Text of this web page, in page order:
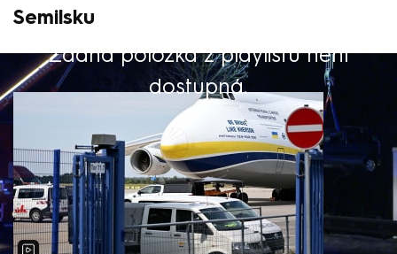
Semilsku
Žádná položka z playlistu není
dostupná.
Výběr redakce